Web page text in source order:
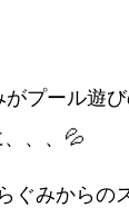
プール遊
、、💦
ぐみからの